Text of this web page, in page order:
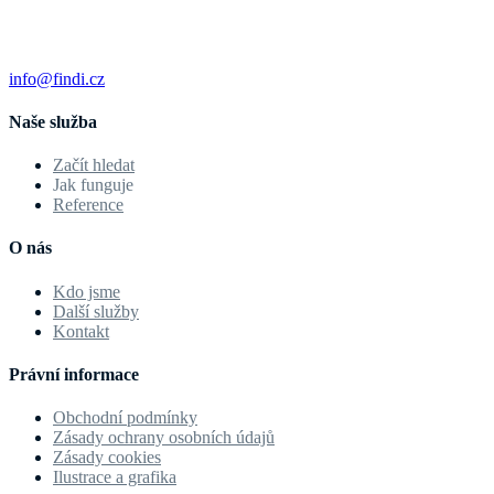
info@findi.cz
Naše služba
Začít hledat
Jak funguje
Reference
O nás
Kdo jsme
Další služby
Kontakt
Právní informace
Obchodní podmínky
Zásady ochrany osobních údajů
Zásady cookies
Ilustrace a grafika